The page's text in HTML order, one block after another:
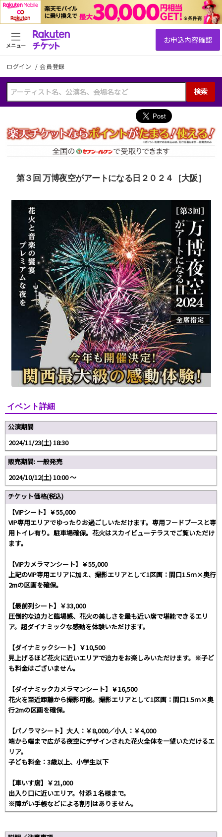
ログイン /会員登録
検索
メニュー
第３回 万博夜空がアートになる日２０２４［大阪］
イベント詳細
公演期間
2024/11/23(土) 18:30
販売期間: 一般発売
2024/10/12(土) 10:00 〜
チケット価格(税込)
【VIPシート】￥55,000
VIP専用エリアでゆったりお過ごしいただけます。専用フードブースと専
用トイレ有り。駐車場確保。花火はスカイビューテラスでご覧いただけ
ます。
【VIPカメラマンシート】￥55,000
上記のVIP専用エリアに加え、撮影エリアとして1区画：間口1.5ｍ×奥行
2mの区画を確保。
【最前列シート】￥33,000
圧倒的な迫力と臨場感、花火の美しさを最も近い席で堪能できるエリ
ア。超ダイナミックな感動を体験いただけます。
【ダイナミックシート】￥10,500
見上げるほど花火に近いエリアで迫力をお楽しみいただけます。※子ど
も料金はございません。
【ダイナミックカメラマンシート】￥16,500
花火を至近距離から撮影可能。撮影エリアとして1区画：間口1.5ｍ×奥
行2mの区画を確保。
【パノラマシート】大人：￥8,000／小人：￥4,000
端から端まで広がる夜空にデザインされた花火全体を一望いただけるエ
リア。
子ども料金：3歳以上、小学生以下
【車いす席】￥21,000
出入り口に近いエリア。付添１名様まで。
※障がい手帳などによる割引はありません。